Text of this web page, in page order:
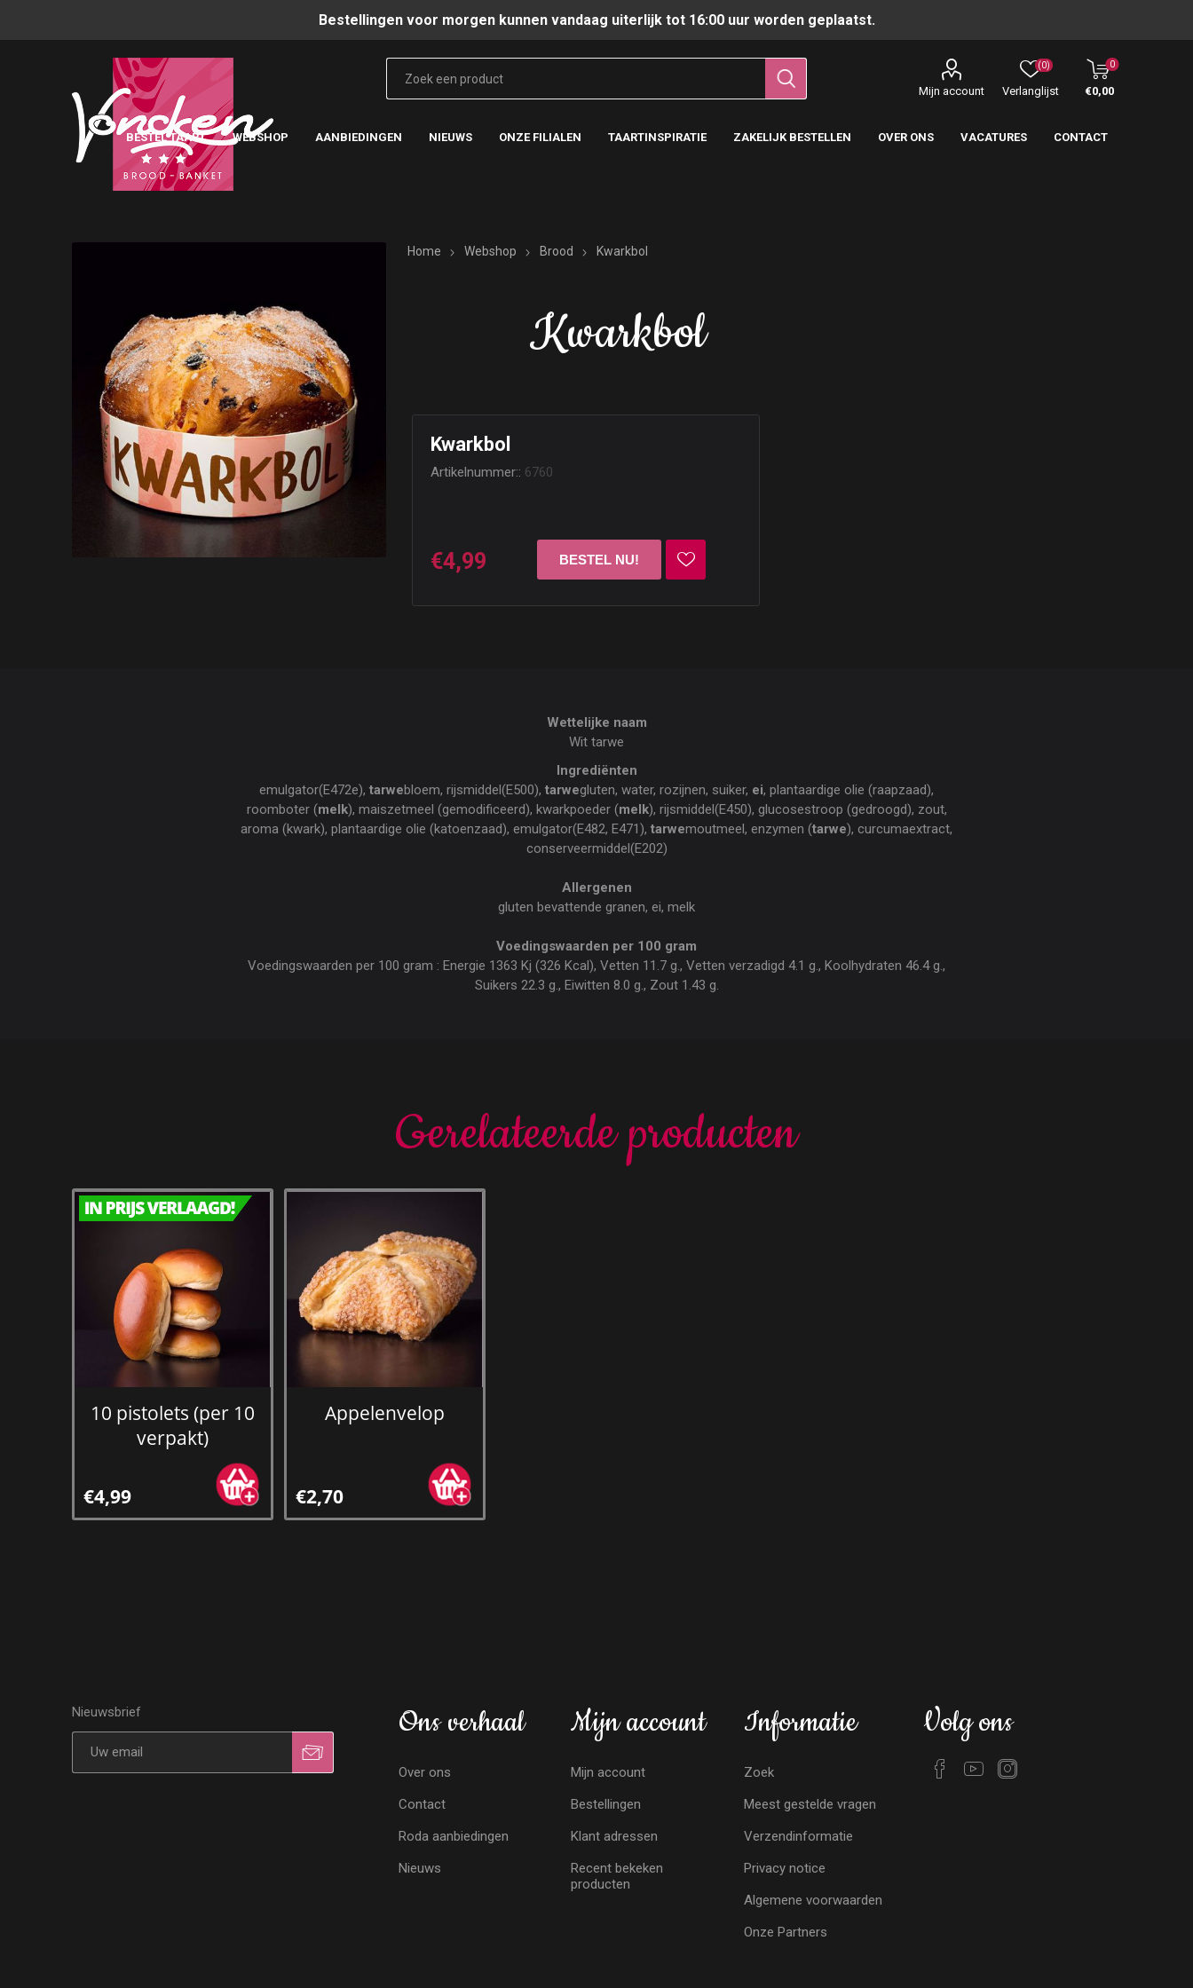
Bestellingen voor morgen kunnen vandaag uiterlijk tot 16:00 uur worden geplaatst.
Mijn account Verlanglijst
(0) 0
€0,00
BESTEL TAART WEBSHOP AANBIEDINGEN NIEUWS ONZE FILIALEN TAARTINSPIRATIE ZAKELIJK BESTELLEN OVER ONS VACATURES CONTACT
Home Webshop Brood Kwarkbol
Kwarkbol
Kwarkbol
Artikelnummer:: 6760
€4,99
Wettelijke naam
Wit tarwe
Ingrediënten
emulgator(E472e), tarwebloem, rijsmiddel(E500), tarwegluten, water, rozijnen, suiker, ei, plantaardige olie (raapzaad),
roomboter (melk), maiszetmeel (gemodificeerd), kwarkpoeder (melk), rijsmiddel(E450), glucosestroop (gedroogd), zout,
aroma (kwark), plantaardige olie (katoenzaad), emulgator(E482, E471), tarwemoutmeel, enzymen (tarwe), curcumaextract,
conserveermiddel(E202)
Allergenen
gluten bevattende granen, ei, melk
Voedingswaarden per 100 gram
Voedingswaarden per 100 gram : Energie 1363 Kj (326 Kcal), Vetten 11.7 g., Vetten verzadigd 4.1 g., Koolhydraten 46.4 g.,
Suikers 22.3 g., Eiwitten 8.0 g., Zout 1.43 g.
Gerelateerde producten
10 pistolets (per 10
verpakt)
€4,99
Appelenvelop
€2,70
Nieuwsbrief Ons verhaal
Over ons
Contact
Roda aanbiedingen
Nieuws
Mijn account
Mijn account
Bestellingen
Klant adressen
Recent bekeken
producten
Informatie
Zoek
Meest gestelde vragen
Verzendinformatie
Privacy notice
Algemene voorwaarden
Onze Partners
Volg ons